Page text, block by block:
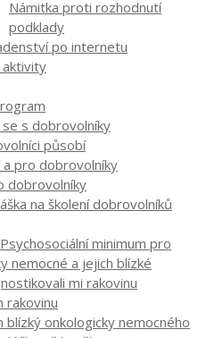
Námitka proti rozhodnutí
podklady
po internetu
aktivity
s dobrovolníky
působí
a pro dobrovolníky
dobrovolníky
na školení dobrovolníků
minimum pro
nemocné a jejich blízké
mi rakovinu
rakovinu
blízký onkologicky nemocného